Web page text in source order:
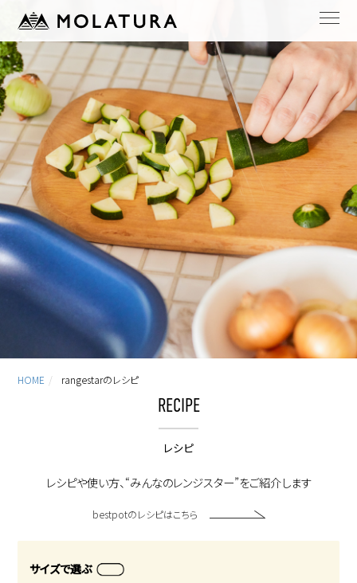
HOME rangestarのレシピ
RECIPE
レシピ
レシピや使い方、“みんなのレンジスター”をご紹介します
bestpotのレシピはこちら
サイズで選ぶ